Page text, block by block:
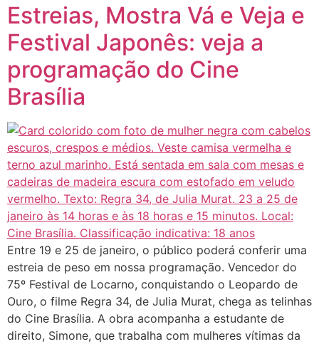
Estreias, Mostra Vá e Veja e
Festival Japonês: veja a
programação do Cine
Brasília
Entre 19 e 25 de janeiro, o público poderá conferir uma
estreia de peso em nossa programação. Vencedor do
75º Festival de Locarno, conquistando o Leopardo de
Ouro, o filme Regra 34, de Julia Murat, chega as telinhas
do Cine Brasília. A obra acompanha a estudante de
direito, Simone, que trabalha com mulheres vítimas da